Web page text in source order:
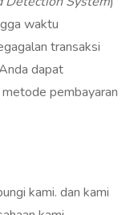
waktu
transaksi
dapat
pembayaran
kami. dan kami